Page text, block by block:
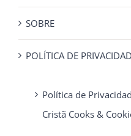
SOBRE
POLÍTICA DE
Política de
Cristã Cooks &